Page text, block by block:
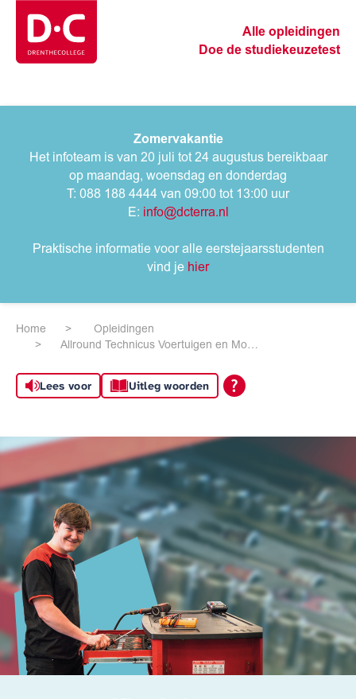
Alle opleidingen
Doe de studiekeuzetest
Zomervakantie
Het infoteam is van 20 juli tot 24 augustus bereikbaar
op maandag, woensdag en donderdag
T: 088 188 4444 van 09:00 tot 13:00 uur
E: info@dcterra.nl
Praktische informatie voor alle eerstejaarsstudenten
vind je hier
Home
Opleidingen
Allround Technicus Voertuigen en Mobiele Werktuigen (Motorfietsen)
Lees voor Uitleg woorden